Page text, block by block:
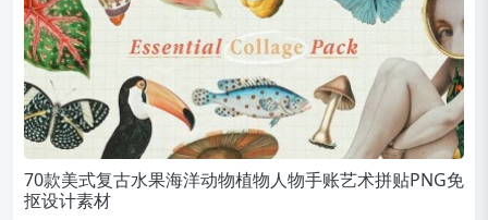
70款美式复古水果海洋动物植物人物手账艺术拼贴PNG免
抠设计素材